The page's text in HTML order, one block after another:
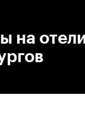
на